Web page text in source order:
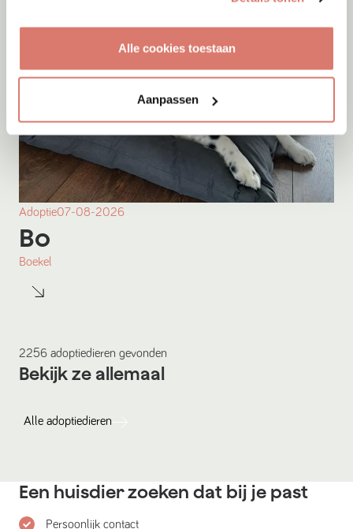
Alle cookies toestaan
Aanpassen
Adoptie07-08-2026
Bo
Boekel
2256 adoptiedieren gevonden
Bekijk ze allemaal
Alle adoptiedieren
Een huisdier zoeken dat bij je past
Persoonlijk contact